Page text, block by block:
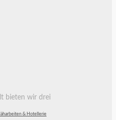
bieten wir drei
& Hotellerie